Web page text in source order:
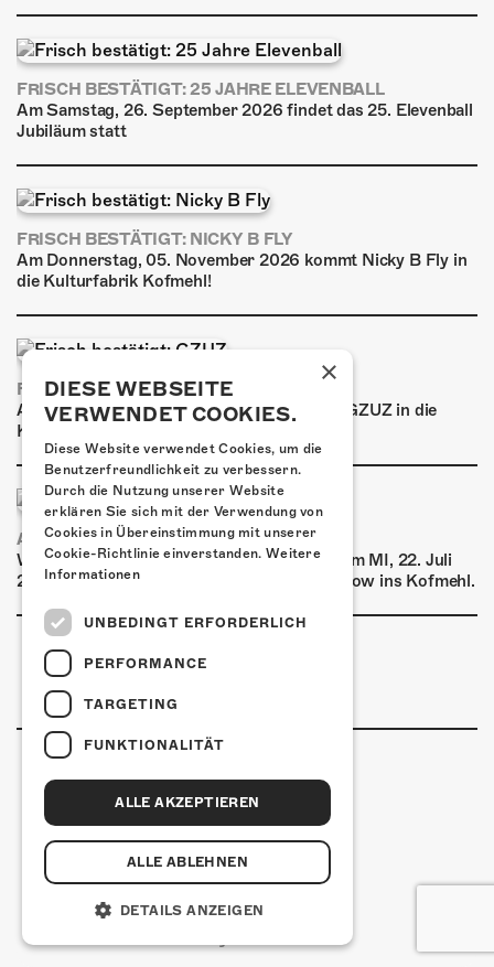
FRISCH BESTÄTIGT: 25 JAHRE ELEVENBALL
Am Samstag, 26. September 2026 findet das 25. Elevenball
Jubiläum statt
FRISCH BESTÄTIGT: NICKY B FLY
Am Donnerstag, 05. November 2026 kommt Nicky B Fly in
die Kulturfabrik Kofmehl!
FRISCH BESTÄTIGT: GZUZ
Am Donnerstag, 29. Oktober 2026 kommt GZUZ in die
Kulturfabrik Kofmehl!
AIRBOURNE - SPECIAL SUMMER SHOW
Wow, das ist ein Ding! Airbourne kommen am MI, 22. Juli
2026 für eine exklusive Special Summer Show ins Kofmehl.
Kulturfabrik Kofmehl
Kofmehlweg 1
+41 32 621 20 60
×
DIESE WEBSEITE
VERWENDET COOKIES.
Diese Website verwendet Cookies, um die
Benutzerfreundlichkeit zu verbessern.
Durch die Nutzung unserer Website
erklären Sie sich mit der Verwendung von
Cookies in Übereinstimmung mit unserer
Cookie-Richtlinie einverstanden. Weitere
Informationen
UNBEDINGT ERFORDERLICH
PERFORMANCE
TARGETING
FUNKTIONALITÄT
ALLE AKZEPTIEREN
ALLE ABLEHNEN
DETAILS ANZEIGEN